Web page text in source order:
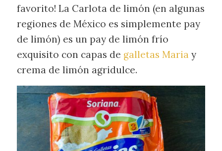
favorito! La Carlota de limón (en algunas
regiones de México es simplemente pay
de limón) es un pay de limón frío
exquisito con capas de galletas Maria y
crema de limón agridulce.